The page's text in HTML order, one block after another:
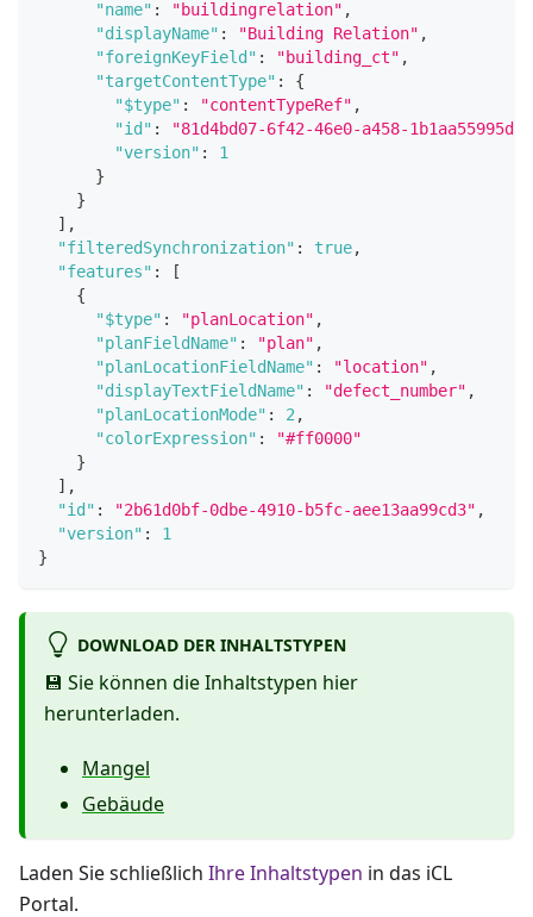
"name" : "buildingrelation" ,
"displayName" : "Building Relation" ,
"foreignKeyField" : "building_ct" ,
"targetContentType" :
{
"$type" : "contentTypeRef" ,
"id" :
"81d4bd07-6f42-46e0-a458-1b1aa55995d5"
"version" :
1
}
}
] ,
"filteredSynchronization" : true,
"features" :
[
{
"$type" : "planLocation" ,
"planFieldName" : "plan" ,
"planLocationFieldName" : "location" ,
"displayTextFieldName" : "defect_number" ,
"planLocationMode" : 2 ,
"colorExpression" :
"#ff0000"
}
] ,
"id" : "2b61d0bf-0dbe-4910-b5fc-aee13aa99cd3" ,
"version" :
1
}
DOWNLOAD DER INHALTSTYPEN
💾 Sie können die Inhaltstypen hier
herunterladen.
Mangel
Gebäude
Laden Sie schließlich Ihre Inhaltstypen in das iCL
Portal.